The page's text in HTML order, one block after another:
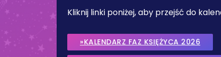
Kliknij linki poniżej, aby przejść do
»KALENDARZ FAZ KSIĘŻYCA 2026